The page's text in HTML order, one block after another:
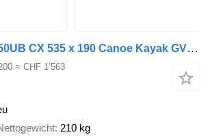
Brenderup 160750UB CX 535 x 190 Canoe Kayak GVW 750kg
≈ CHF 1’563
210 kg